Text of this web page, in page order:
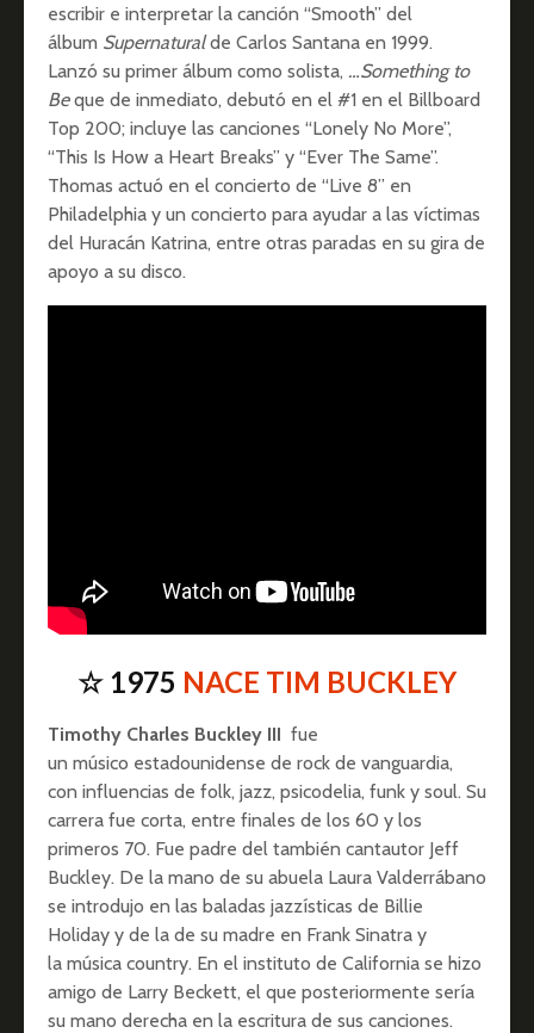
escribir e interpretar la canción “Smooth” del
álbum Supernaturalde Carlos Santana en 1999.
Lanzó su primer álbum como solista, …Something to
Beque de inmediato, debutó en el #1 en el Billboard
Top 200; incluye las canciones “Lonely No More”,
“This Is How a Heart Breaks” y “Ever The Same”.
Thomas actuó en el concierto de “Live 8” en
Philadelphia y un concierto para ayudar a las víctimas
del Huracán Katrina, entre otras paradas en su gira de
apoyo a su disco.
☆ 1975 NACE TIM BUCKLEY
Timothy Charles Buckley III fue
un músico estadounidense de rock de vanguardia,
con influencias de folk, jazz, psicodelia, funk y soul. Su
carrera fue corta, entre finales de los 60 y los
primeros 70. Fue padre del también cantautor Jeff
Buckley. De la mano de su abuela Laura Valderrábano
se introdujo en las baladas jazzísticas de Billie
Holiday y de la de su madre en Frank Sinatra y
la música country. En el instituto de California se hizo
amigo de Larry Beckett, el que posteriormente sería
su mano derecha en la escritura de sus canciones.